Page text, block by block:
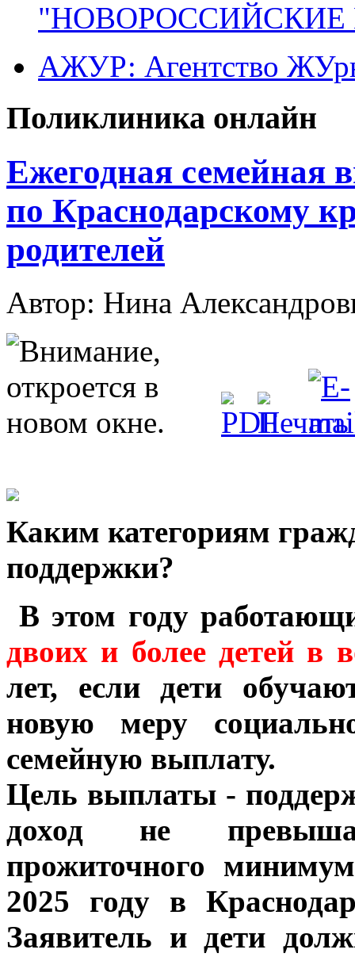
"НОВОРОССИЙСКИЕ
АЖУР: Агентство
Поликлиника онлайн
Ежегодная семейная
по Краснодарскому
родителей
Автор: Нина
Каким категориям
поддержки?
В этом году
двоих и более детей в
лет, если дети
новую меру
семейную выплату.
Цель выплаты -
доход не
прожиточного
2025 году в
Заявитель и дети